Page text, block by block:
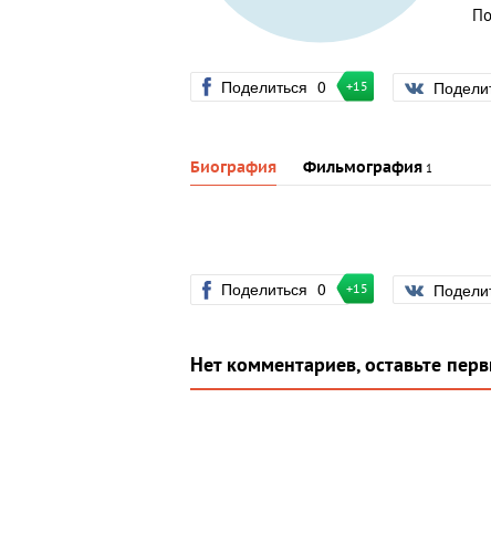
Поделиться 0 +15
Биография Фильмография 1
Поделиться 0 +15
Нет комментариев, оставьте